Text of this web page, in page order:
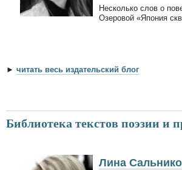
Несколько слов о
Озеровой «Япония
► читать весь издательский блог
Библиотека текстов поэзии и
Лина